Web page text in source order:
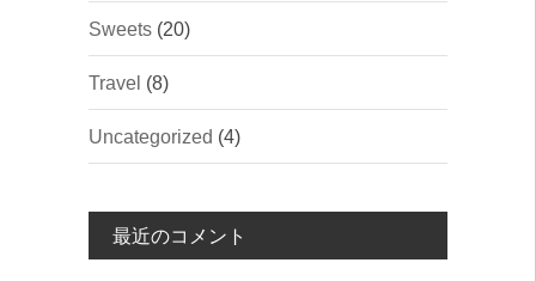
Sweets(20)
Travel (8)
Uncategorized (4)
最近のコメント